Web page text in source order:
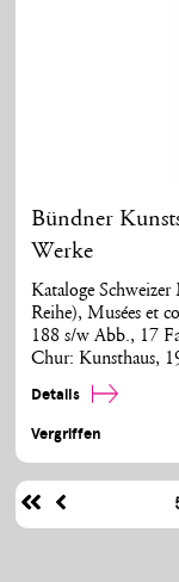
Bündner
Werke
Kataloge Schweizer
Reihe), Musées et
188 s/w Abb., 17
Chur: Kunsthaus,
Details
Vergriffen